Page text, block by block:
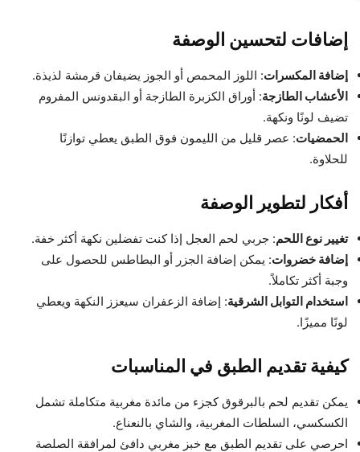
إضافات لتحسين الوصفة
إضافة المكسرات: اللوز المحمص أو الجوز يضيفان قرمشة لذيذة.
الأعشاب الطازجة: أوراق الكزبرة الطازجة أو البقدونس المفروم
تضيف لونًا ونكهة.
الحمضيات: عصر قليل من الليمون فوق الطبق يعطي توازنًا
للحلاوة.
أفكار لتطوير الوصفة
تغيير نوع اللحم: جربي لحم العجل إذا كنت تفضلين نكهة أكثر خفة.
إضافة خضروات: يمكن إضافة الجزر أو البطاطس للحصول على
وجبة أكثر تكاملاً.
استخدام التوابل الشرقية: إضافة الزعفران سيعزز النكهة ويعطي
لونًا مميزًا.
كيفية تقديم الطبق في المناسبات
يمكن تقديم لحم بالبرقوق كجزء من مائدة مغربية متكاملة تشمل
الكسكسي، السلطات المغربية، والشاي بالنعناع.
احرصي على تقديم الطبق مع خبز مغربي دافئ لمرافقة الصلصة